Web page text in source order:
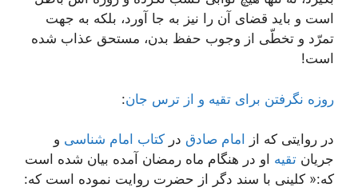
است و باید قضای آن را نیز به جا آورد، بلکه به جهت
تمرّد و تخطّی از وجوب حفظ بدن، مستحق عذاب شده
است!
روزه نگرفتن برای تقیه و از ترس جان:
در روایتی که از امام صادق در کتاب امام شناسی و
جریان تقیه او در هنگام ماه رمضان آمده بیان شده است
که:« کلینی با سند دگر از حضرت روایت نموده است که: